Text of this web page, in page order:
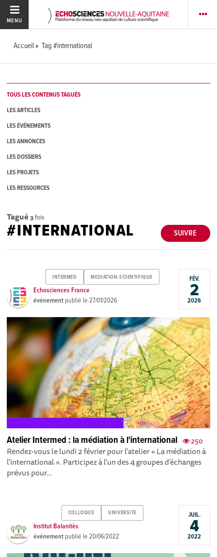
MENU
Accueil Tag #international
TOUS LES CONTENUS TAGUÉS
LES ARTICLES
LES ÉVÉNEMENTS
LES ANNONCES
LES DOSSIERS
LES PROJETS
LES RESSOURCES
Tagué 3fois
SUIVRE
#INTERNATIONAL
INTERMED MEDIATION-SCIENTIFIQUE
Echosciences France
événement publié le27/01/2026
FÉV.
2
2026
250
Atelier Intermed : la médiation à l'international
Rendez-vous le lundi 2 février pour l'atelier « La médiation à
l’international ». Participez à l'un des 4 groupes d’échanges
prévus pour...
COLLOQUE UNIVERSITE
Institut Balanitès
événement publié le20/06/2022
JUIL.
4
2022